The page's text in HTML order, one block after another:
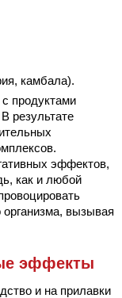
камбала).
продуктами
результате
эффектов,
как и любой
организма, вызывая
эффекты
и на прилавки